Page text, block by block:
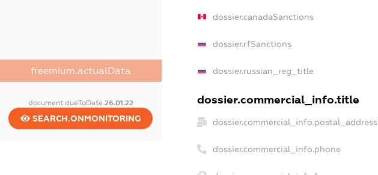
freemium.actualData
document.dueToDate 26.01.22
SEARCH.ONMONITORING
dossier.canadaSanctions
dossier.rfSanctions
dossier.russian_reg_title
dossier.commercial_info.title
dossier.commercial_info.postal_address
dossier.commercial_info.phone